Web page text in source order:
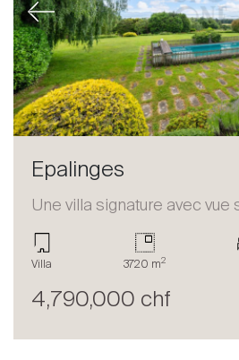
Previous
Epalinges
Une villa signature avec vue
Villa 3720 m2
4,790,000 chf